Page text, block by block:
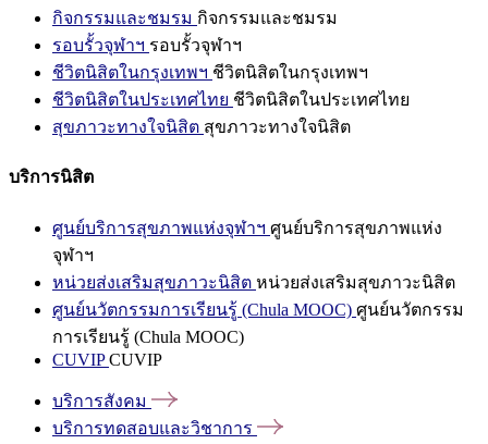
กิจกรรมและชมรม กิจกรรมและชมรม
รอบรั้วจุฬาฯ รอบรั้วจุฬาฯ
ชีวิตนิสิตในกรุงเทพฯ ชีวิตนิสิตในกรุงเทพฯ
ชีวิตนิสิตในประเทศไทย ชีวิตนิสิตในประเทศไทย
สุขภาวะทางใจนิสิต สุขภาวะทางใจนิสิต
บริการนิสิต
ศูนย์บริการสุขภาพแห่งจุฬาฯ ศูนย์บริการสุขภาพแห่ง
จุฬาฯ
หน่วยส่งเสริมสุขภาวะนิสิต หน่วยส่งเสริมสุขภาวะนิสิต
ศูนย์นวัตกรรมการเรียนรู้ (Chula MOOC) ศูนย์นวัตกรรม
การเรียนรู้ (Chula MOOC)
CUVIPCUVIP
บริการสังคม
บริการทดสอบและวิชาการ